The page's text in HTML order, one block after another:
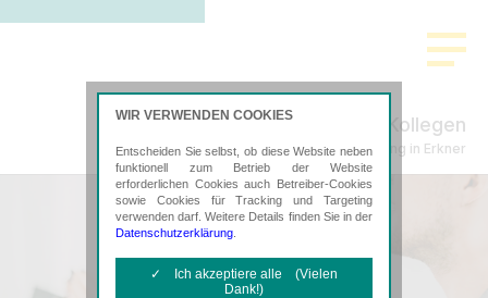
Schenke, Plachta & Kollegen
Steuerberatung in Erkner
WIR VERWENDEN COOKIES
Entscheiden Sie selbst, ob diese Website neben
funktionell zum Betrieb der Website
erforderlichen Cookies auch Betreiber-Cookies
sowie Cookies für Tracking und Targeting
verwenden darf. Weitere Details finden Sie in der
Datenschutzerklärung
✓ Ich akzeptiere alle (Vielen
Dank!)